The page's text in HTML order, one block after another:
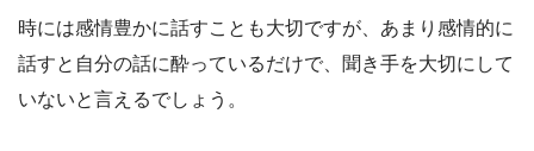
時には感情豊かに話すことも大切ですが、あまり感情的に
話すと自分の話に酔っているだけで、聞き手を大切にして
いないと言えるでしょう。